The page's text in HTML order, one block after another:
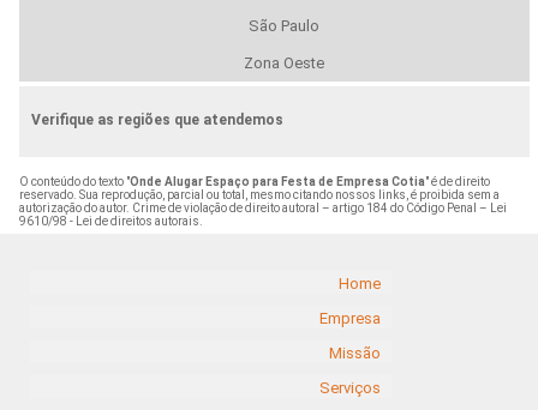
São Paulo
Zona Oeste
Verifique as regiões que atendemos
O conteúdo do texto "Onde Alugar Espaço para Festa de Empresa Cotia" é de direito
reservado. Sua reprodução, parcial ou total, mesmo citando nossos links, é proibida sem a
autorização do autor. Crime de violação de direito autoral – artigo 184 do Código Penal – Lei
9610/98 - Lei de direitos autorais.
Home
Empresa
Missão
Serviços